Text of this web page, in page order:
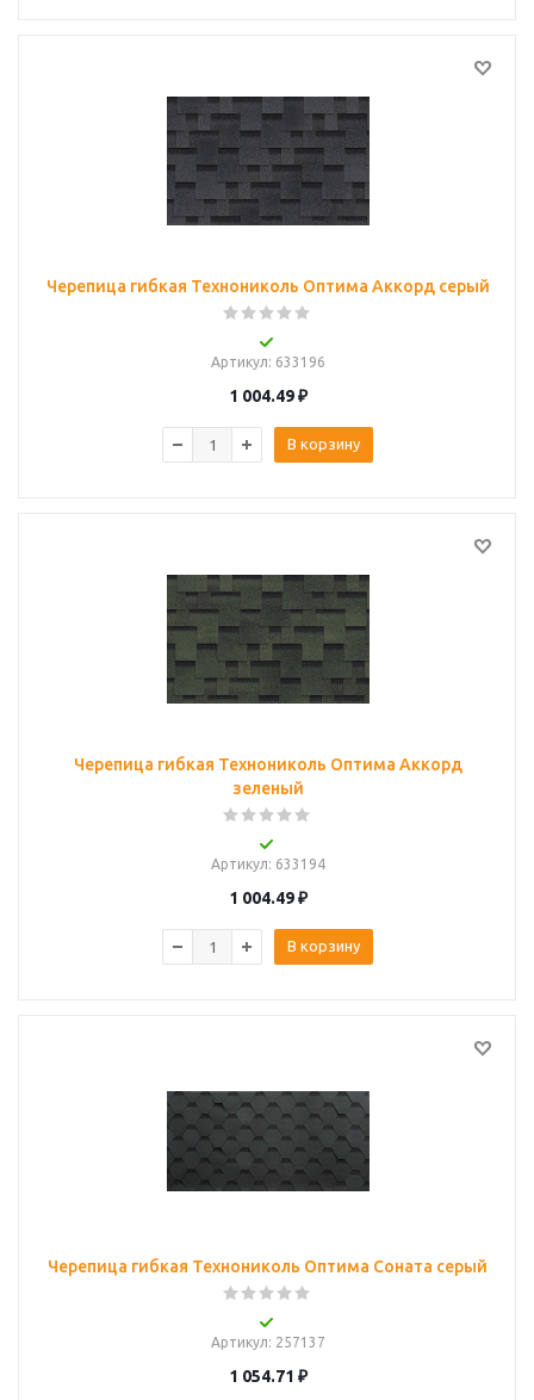
Черепица гибкая Технониколь Оптима Аккорд серый
Артикул: 633196
1 004.49₽
В корзину
Черепица гибкая Технониколь Оптима Аккорд
зеленый
Артикул: 633194
1 004.49₽
В корзину
Черепица гибкая Технониколь Оптима Соната серый
Артикул: 257137
1 054.71 ₽